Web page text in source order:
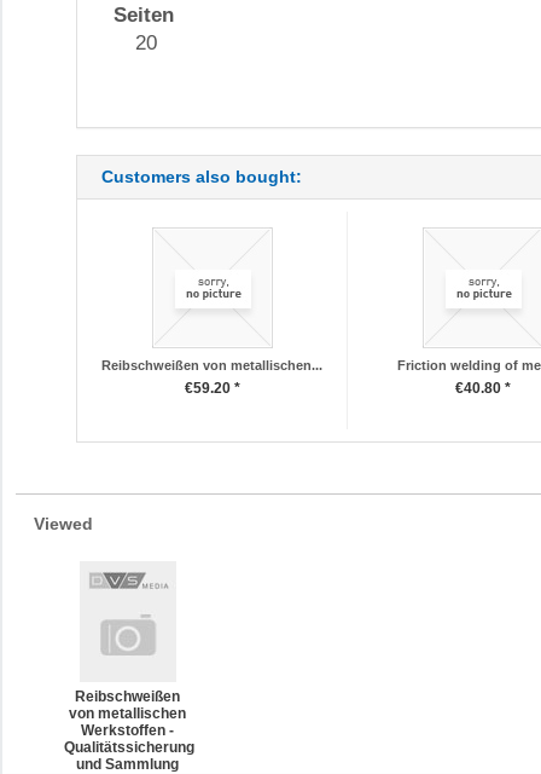
Seiten
20
Customers also bought:
Reibschweißen von metallischen...
€59.20 *
Friction welding of
€40.80 *
Viewed
Reibschweißen
von metallischen
Werkstoffen -
Qualitätssicherung
und Sammlung